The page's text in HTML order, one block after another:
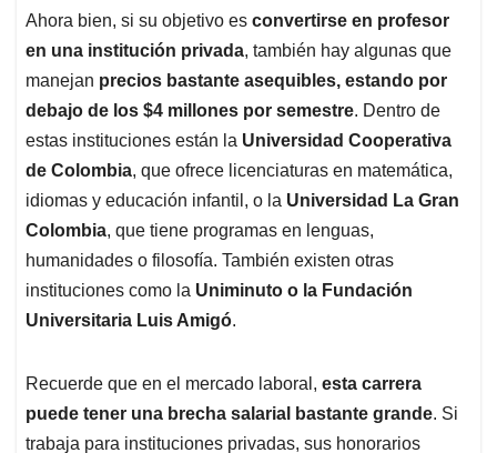
Ahora bien, si su objetivo es convertirse en profesor
en una institución privada, también hay algunas que
manejan precios bastante asequibles, estando por
debajo de los $4 millones por semestre. Dentro de
estas instituciones están la Universidad Cooperativa
de Colombia, que ofrece licenciaturas en matemática,
idiomas y educación infantil, o la Universidad La Gran
Colombia, que tiene programas en lenguas,
humanidades o filosofía. También existen otras
instituciones como la Uniminuto o la Fundación
Universitaria Luis Amigó.
Recuerde que en el mercado laboral, esta carrera
puede tener una brecha salarial bastante grande. Si
trabaja para instituciones privadas, sus honorarios